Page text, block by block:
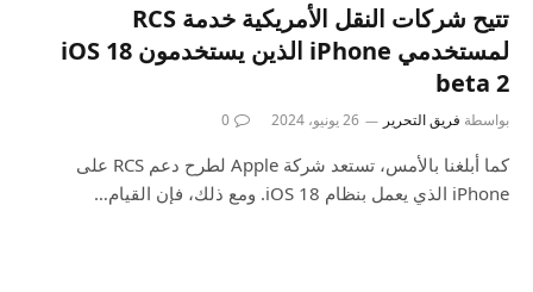
تتيح شركات النقل الأمريكية خدمة RCS
لمستخدمي iPhone الذين يستخدمون iOS 18
beta 2
بواسطة فريق التحرير 26 يونيو، 2024 0
كما أبلغنا بالأمس، تستعد شركة Apple لطرح دعم RCS على
iPhone الذي يعمل بنظام iOS 18. ومع ذلك، فإن القيام…